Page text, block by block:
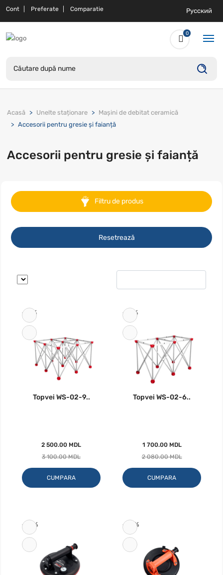
Cont Preferate Comparatie Русский
0
Acasă Unelte staționare
Maşini de debitat ceramică
Accesorii pentru gresie și faianță
Accesorii pentru gresie și faianță
Filtru de produs
Resetrează
-19%
Topvei WS-02-9..
2 500.00 MDL
3 100.00 MDL
CUMPARA
-18%
Topvei WS-02-6..
1 700.00 MDL
2 080.00 MDL
CUMPARA
-25% -24%